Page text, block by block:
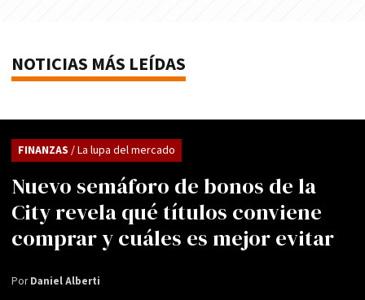
NOTICIAS MÁS LEÍDAS
Nuevo semáforo de bonos de la
City revela qué títulos conviene
comprar y cuáles es mejor evitar
FINANZAS / La lupa del mercado
PorDaniel Alberti